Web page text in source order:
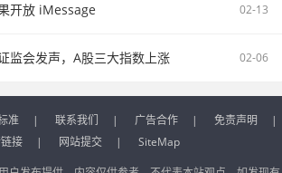
开放 iMessage 02-13
监会发声，A股三大指数上涨 02-06
准 | 联系我们 | 广告合作 | 免责声明
|
接
| 网站提交 |
SiteMap